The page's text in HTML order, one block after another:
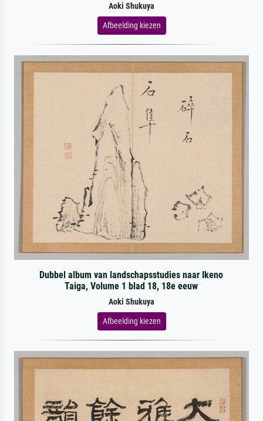
Aoki Shukuya
Afbeelding kiezen
Dubbel album van landschapsstudies naar Ikeno
Taiga, Volume 1 blad 18, 18e eeuw
Aoki Shukuya
Afbeelding kiezen